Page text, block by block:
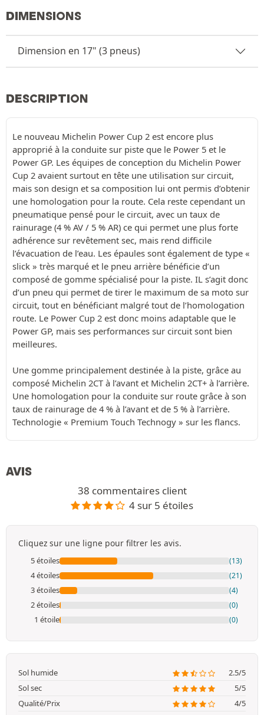
DIMENSIONS
Dimension en 17" (3 pneus)
DESCRIPTION
Le nouveau Michelin Power Cup 2 est encore plus
approprié à la conduite sur piste que le Power 5 et le
Power GP. Les équipes de conception du Michelin Power
Cup 2 avaient surtout en tête une utilisation sur circuit,
mais son design et sa composition lui ont permis d’obtenir
une homologation pour la route. Cela reste cependant un
pneumatique pensé pour le circuit, avec un taux de
rainurage (4 % AV / 5 % AR) ce qui permet une plus forte
adhérence sur revêtement sec, mais rend difficile
l’évacuation de l’eau. Les épaules sont également de type «
slick » très marqué et le pneu arrière bénéficie d’un
composé de gomme spécialisé pour la piste. IL s’agit donc
d’un pneu qui permet de tirer le maximum de sa moto sur
circuit, tout en bénéficiant malgré tout de l’homologation
route. Le Power Cup 2 est donc moins adaptable que le
Power GP, mais ses performances sur circuit sont bien
meilleures.
Une gomme principalement destinée à la piste, grâce au
composé Michelin 2CT à l’avant et Michelin 2CT+ à l’arrière.
Une homologation pour la conduite sur route grâce à son
taux de rainurage de 4 % à l’avant et de 5 % à l’arrière.
Technologie « Premium Touch Technogy » sur les flancs.
AVIS
38 commentaires client
4 sur 5 étoiles
Cliquez sur une ligne pour filtrer les avis.
5 étoiles (13)
4 étoiles (21)
3 étoiles (4)
2 étoiles (0)
1 étoile (0)
Sol humide
2.5/5
Sol sec
5/5
Qualité/Prix
4/5